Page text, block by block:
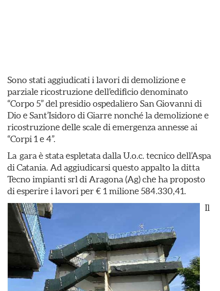
Sono stati aggiudicati i lavori di demolizione e
parziale ricostruzione dell’edificio denominato
“Corpo 5” del presidio ospedaliero San Giovanni di
Dio e Sant’Isidoro di Giarre nonché la demolizione e
ricostruzione delle scale di emergenza annesse ai
“Corpi 1 e 4”.
La gara è stata espletata dalla U.o.c. tecnico dell’Aspa
di Catania. Ad aggiudicarsi questo appalto la ditta
Tecno impianti srl di Aragona (Ag) che ha proposto
di esperire i lavori per € 1 milione 584.330,41.
Il